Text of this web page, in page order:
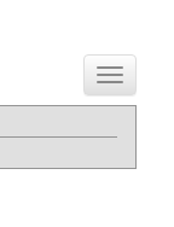
Toggle